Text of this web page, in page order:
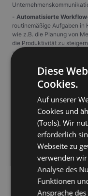
- Automatisierte
routinemäßige Aufgaben in
wie z.B. die Planung von
die Produktivität zu
-Personalisierung des
analysieren, um
individueller Präferenzen
- Erweiterte Datenanalyse
Office 365 können große
verarbeiten und Einblicke
Ethik und Compliance :
die Einhaltung ethischer
umfassen, um die
automatisierten
Adoption
Trotz der zahlreichen
Diese
Cookies.
Auf unserer
Cookies und
(Tools). Wir
erforderlich
Webseite zu
verwenden
Analyse des
Funktionen
Ansprache